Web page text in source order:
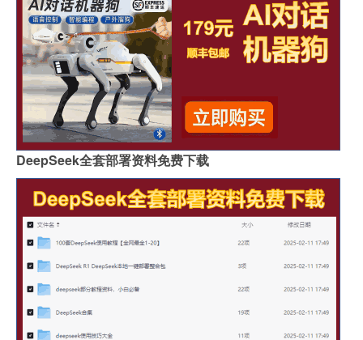
DeepSeek全套部署资料免费下载